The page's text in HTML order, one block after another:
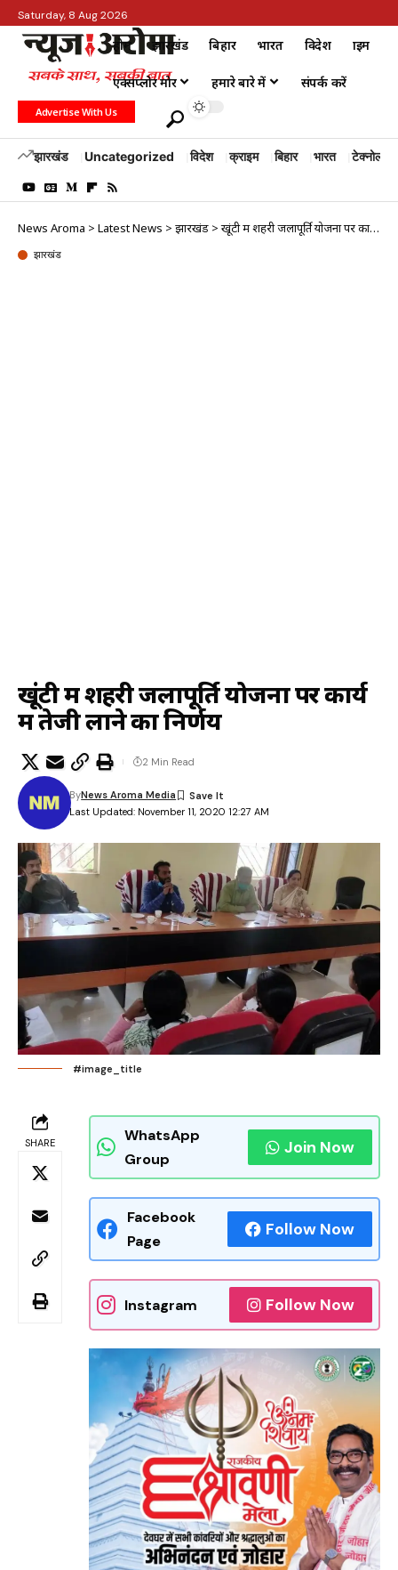
Saturday, 8 Aug 2026
होम झारखंड बिहार भारत विदेश क्राइम
एक्सप्लोर मोर हमारे बारे में संपर्क करें
Advertise With Us
झारखंड Uncategorized विदेश क्राइम बिहार भारत टेक्नोलॉजी
News Aroma > Latest News > झारखंड >खूंटी में शहरी जलापूर्ति योजना पर कार्य में तेजी लाने का निर्णय
झारखंड
खूंटी में शहरी जलापूर्ति योजना पर कार्य
में तेजी लाने का निर्णय
Last Updated: November 11, 2020 12:27 AM
ByNews Aroma Media
2 Min Read
#image_title
SHARE
WhatsApp
Group
Join Now
Facebook
Page
Follow Now
Instagram Follow Now